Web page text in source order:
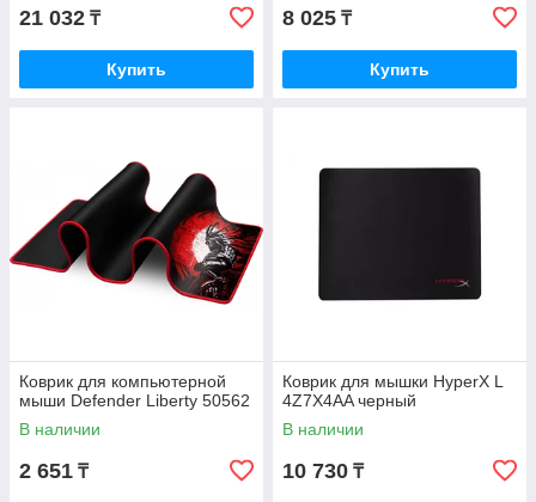
21 032 ₸
Купить
8 025 ₸
Купить
Коврик для компьютерной
мыши Defender Liberty 50562
В наличии
2 651 ₸
Коврик для мышки HyperX L
4Z7X4AA черный
В наличии
10 730 ₸